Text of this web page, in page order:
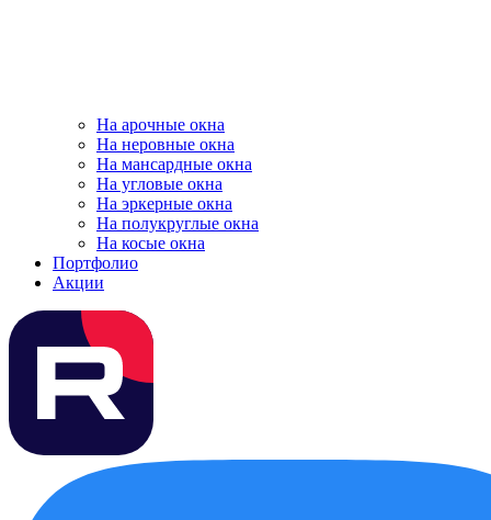
На арочные окна
На неровные окна
На мансардные окна
На угловые окна
На эркерные окна
На полукруглые окна
На косые окна
Портфолио
Акции